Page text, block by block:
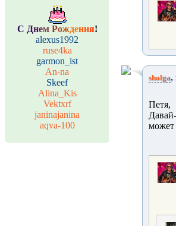
С Днем Рождения!
alexus1992
ruse4ka
garmon_ist
An-na
Skeef
Alina_Kis
Vektxrf
janinajanina
aqva-100
sholga,
Петя,
может